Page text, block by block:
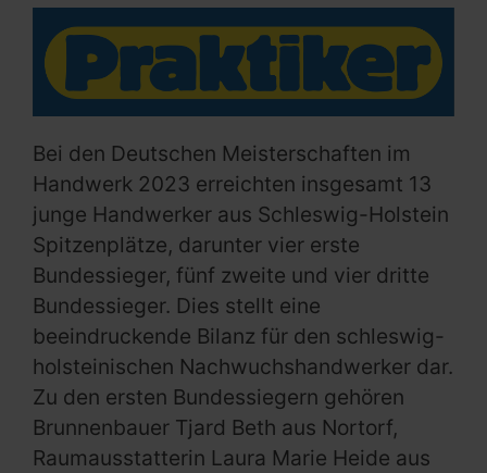
Bei den Deutschen Meisterschaften im
Handwerk 2023 erreichten insgesamt 13
junge Handwerker aus Schleswig-Holstein
Spitzenplätze, darunter vier erste
Bundessieger, fünf zweite und vier dritte
Bundessieger. Dies stellt eine
beeindruckende Bilanz für den schleswig-
holsteinischen Nachwuchshandwerker dar.
Zu den ersten Bundessiegern gehören
Brunnenbauer Tjard Beth aus Nortorf,
Raumausstatterin Laura Marie Heide aus